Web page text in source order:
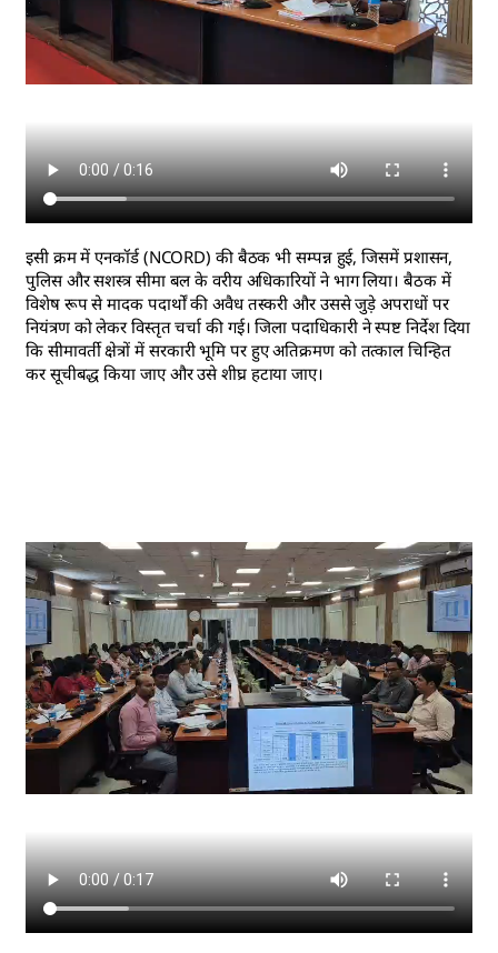
इसी क्रम में एनकॉर्ड (NCORD) की बैठक भी सम्पन्न हुई, जिसमें प्रशासन,
पुलिस और सशस्त्र सीमा बल के वरीय अधिकारियों ने भाग लिया। बैठक में
विशेष रूप से मादक पदार्थों की अवैध तस्करी और उससे जुड़े अपराधों पर
नियंत्रण को लेकर विस्तृत चर्चा की गई। जिला पदाधिकारी ने स्पष्ट निर्देश दिया
कि सीमावर्ती क्षेत्रों में सरकारी भूमि पर हुए अतिक्रमण को तत्काल चिन्हित
कर सूचीबद्ध किया जाए और उसे शीघ्र हटाया जाए।